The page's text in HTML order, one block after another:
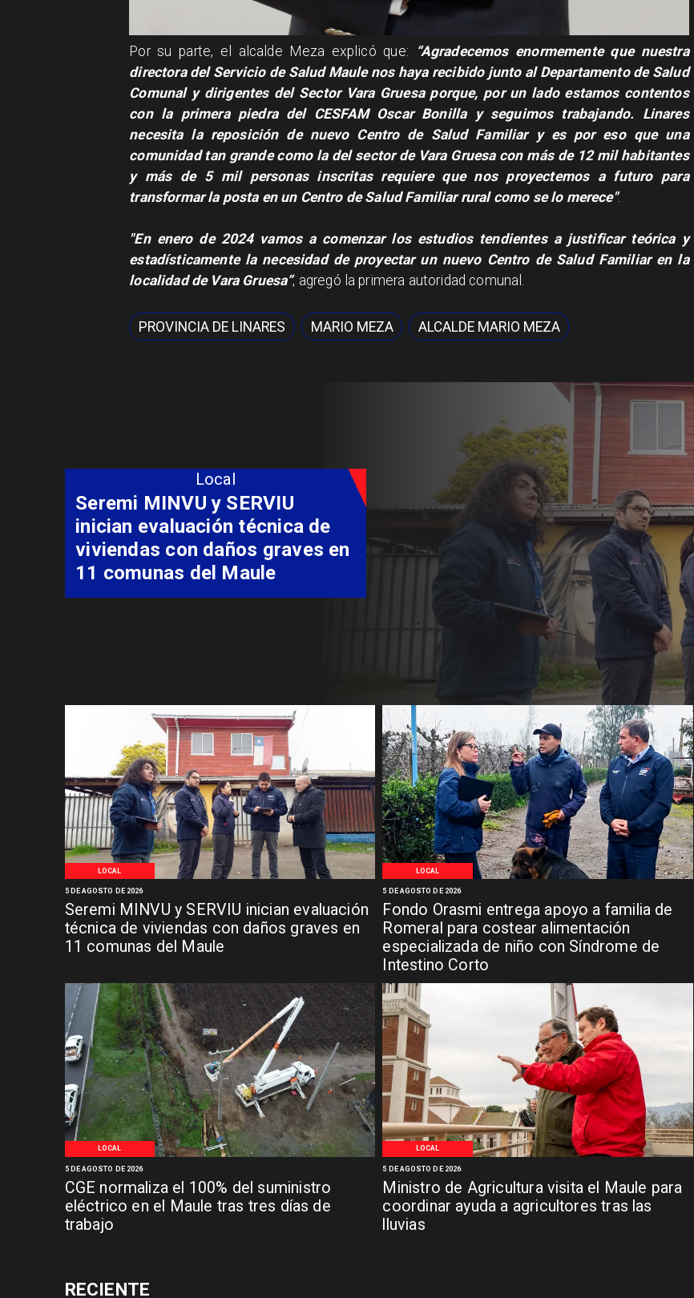
​Por su parte, el alcalde Meza explicó que:
“Agradecemos enormemente que nuestra
directora del Servicio de Salud Maule nos haya recibido junto al Departamento de Salud
Comunal y dirigentes del Sector Vara Gruesa porque, por un lado estamos contentos
con la primera piedra del CESFAM Oscar Bonilla y seguimos trabajando. Linares
necesita la reposición de nuevo Centro de Salud Familiar y es por eso que una
comunidad tan grande como la del sector de Vara Gruesa con más de 12 mil habitantes
y más de 5 mil personas inscritas requiere que nos proyectemos a futuro para
transformar la posta en un Centro de Salud Familiar rural como se lo merece".
"En enero de 2024 vamos a comenzar los estudios tendientes a justificar teórica y
estadísticamente la necesidad de proyectar un nuevo Centro de Salud Familiar en la
localidad de Vara Gruesa”, agregó la primera autoridad comunal.
PROVINCIA DE LINARES MARIO MEZA ALCALDE MARIO MEZA
LOCAL
Seremi MINVU y SERVIU inician evaluación
técnica de viviendas con daños graves en
11 comunas del Maule
5 DE AGOSTO DE 2026
LOCAL
Fondo Orasmi entrega apoyo a familia de
Romeral para costear alimentación
especializada de niño con Síndrome de
Intestino Corto
5 DE AGOSTO DE 2026
LOCAL
CGE normaliza el 100% del suministro
eléctrico en el Maule tras tres días de
trabajo
5 DE AGOSTO DE 2026
LOCAL
Ministro de Agricultura visita el Maule para
coordinar ayuda a agricultores tras las
lluvias
5 DE AGOSTO DE 2026
Local
Fondo Orasmi entrega apoyo a
familia de Romeral para
costear alimentación
especializada de niño con
Síndrome de Intestino Corto
RECIENTE